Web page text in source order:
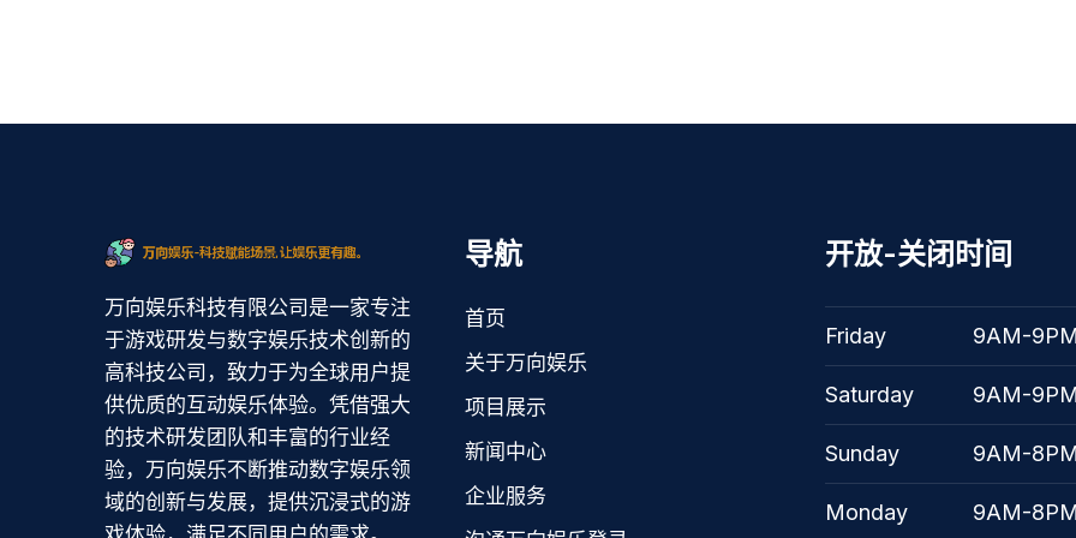
万向娱乐科技有限公司是一家专注
于游戏研发与数字娱乐技术创新的
高科技公司，致力于为全球用户提
供优质的互动娱乐体验。凭借强大
的技术研发团队和丰富的行业经
验，万向娱乐不断推动数字娱乐领
域的创新与发展，提供沉浸式的游
导航
首页
关于万向娱乐
项目展示
新闻中心
企业服务
开放-关闭时间
Friday 9AM-9PM
Saturday 9AM-9PM
Sunday 9AM-8PM
Monday 9AM-8PM